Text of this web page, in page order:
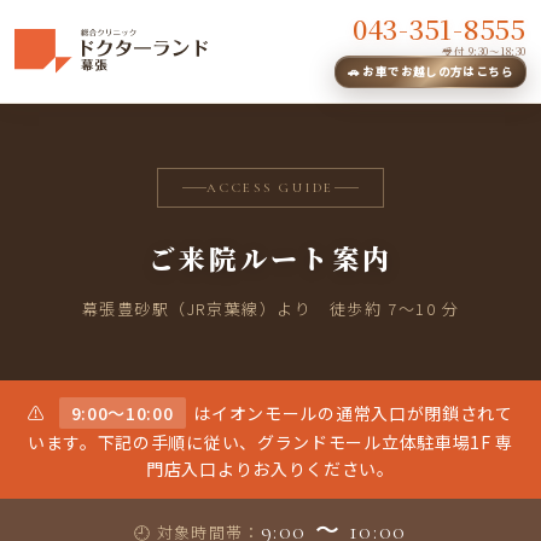
🚗 お車でお越しの方はこちら
043-351-8555
受付 9:30〜18:30
ACCESS GUIDE
ご来院ルート案内
幕張豊砂駅（JR京葉線）より 徒歩約 7〜10 分
⚠️ 9:00〜10:00
はイオンモールの通常入口が閉鎖されて
います。下記の手順に従い、グランドモール立体駐車場1F 専
門店入口よりお入りください。
🕘 対象時間帯： 9:00 〜 10:00